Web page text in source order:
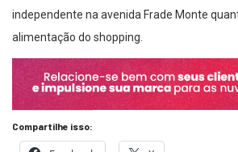
independente na avenida Frade Monte
alimentação do shopping.
Compartilhe isso: